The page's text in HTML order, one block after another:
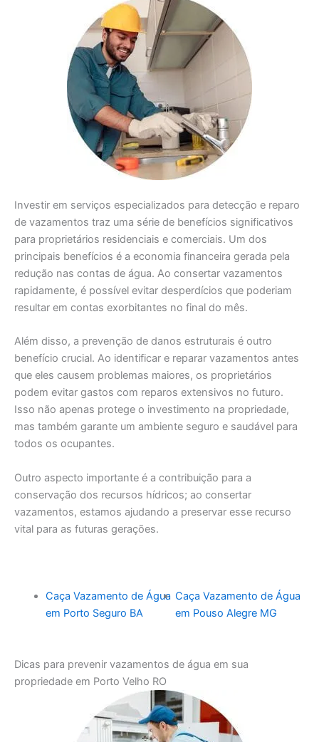
Investir em serviços especializados para detecção e reparo
de vazamentos traz uma série de benefícios significativos
para proprietários residenciais e comerciais. Um dos
principais benefícios é a economia financeira gerada pela
redução nas contas de água. Ao consertar vazamentos
rapidamente, é possível evitar desperdícios que poderiam
resultar em contas exorbitantes no final do mês.
Além disso, a prevenção de danos estruturais é outro
benefício crucial. Ao identificar e reparar vazamentos antes
que eles causem problemas maiores, os proprietários
podem evitar gastos com reparos extensivos no futuro.
Isso não apenas protege o investimento na propriedade,
mas também garante um ambiente seguro e saudável para
todos os ocupantes.
Outro aspecto importante é a contribuição para a
conservação dos recursos hídricos; ao consertar
vazamentos, estamos ajudando a preservar esse recurso
vital para as futuras gerações.
Caça Vazamento de Água
em Porto Seguro BA
Caça Vazamento de Água
em Pouso Alegre MG
Dicas para prevenir vazamentos de água em sua
propriedade em Porto Velho RO